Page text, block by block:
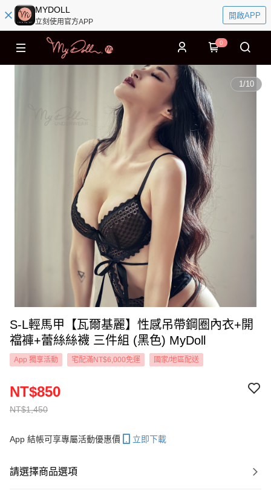
MYDOLL
立刻使用官方APP
開啟APP
0
1/10
S-L輕馬甲【瓦爾基麗】性感吊帶鋼圈內衣+開
襠褲+蕾絲絲襪 三件組 (黑色) MyDoll
App 獨享活動 宅配滿NT$6,000免運 國家/地區配送
NT$1,450
NT$850
App 結帳可享專屬活動優惠價 立即下載
請選擇商品選項